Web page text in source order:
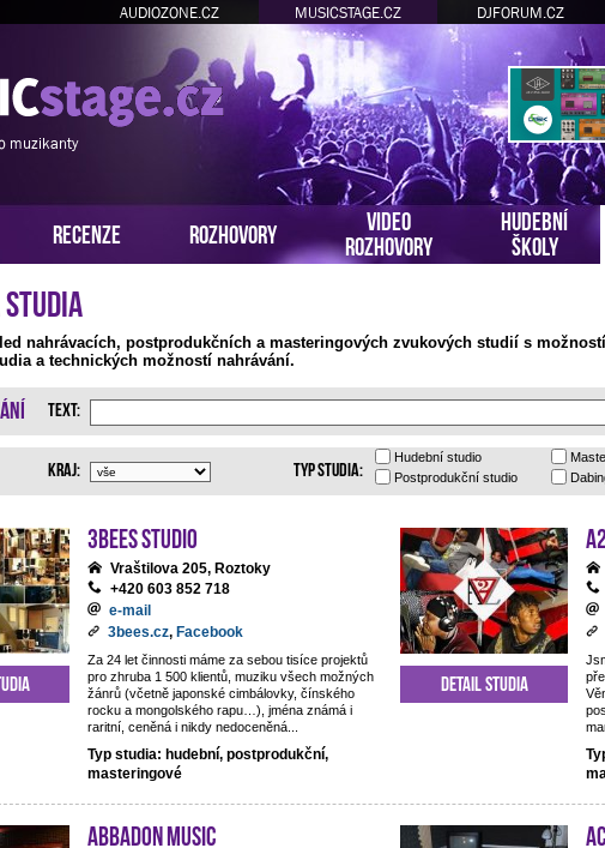
AUDIOZONE.CZ MUSICSTAGE.CZ DJFORUM.CZ
muzikanty
RECENZE ROZHOVORY
VIDEO
ROZHOVORY
HUDEBNÍ
ŠKOLY
studia
nahrávacích, postprodukčních a masteringových zvukových studií s
a technických možností nahrávání.
Text:
Kraj:
Hudebnístudio
Postprodukčnístudio
Typ studia:
3bees studio
Vraštilova 205, Roztoky
+420 603 852 718
e-mail
3bees.cz, Facebook
Za 24 let činnosti máme za sebou tisíce projektů
pro zhruba 1 500 klientů, muziku všech možných
žánrů (včetně japonské cimbálovky, čínského
rocku a mongolského rapu…), jména známá i
raritní, ceněná i nikdy nedoceněná...
Typ studia: hudební, postprodukční,
masteringové
Detail studia
ABBADON Music